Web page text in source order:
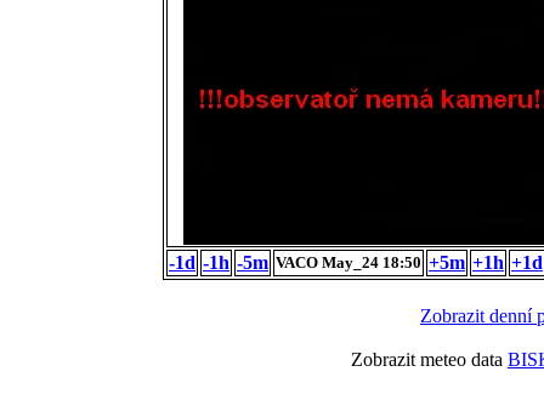
-1d -1h -5m VACO May_24 18:50 +5m +1h +1d
Zobrazit denní
Zobrazit meteo data